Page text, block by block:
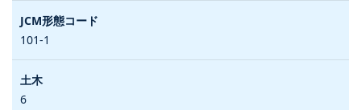
101-1
6